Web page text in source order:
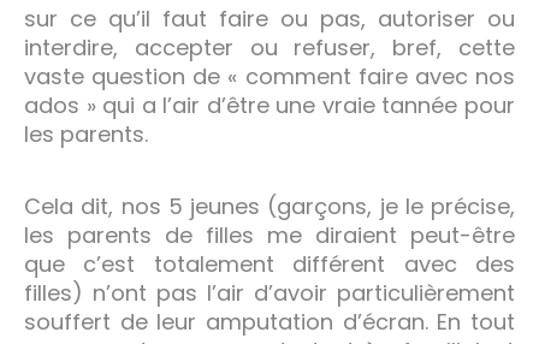
sur ce qu’il faut faire ou pas, autoriser ou
interdire, accepter ou refuser, bref, cette
vaste question de « comment faire avec nos
ados » qui a l’air d’être une vraie tannée pour
les parents.
Cela dit, nos 5 jeunes (garçons, je le précise,
les parents de filles me diraient peut-être
que c’est totalement différent avec des
filles) n’ont pas l’air d’avoir particulièrement
souffert de leur amputation d’écran. En tout